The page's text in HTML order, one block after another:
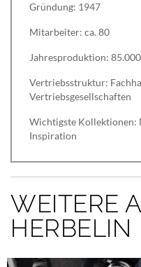
Gründung: 1947
Mitarbeiter: ca. 80
Jahresproduktion:
Vertriebsstruktur:
Vertriebsgesellschaften
Wichtigste Kollektionen:
Inspiration
WEITERE
HERBELIN